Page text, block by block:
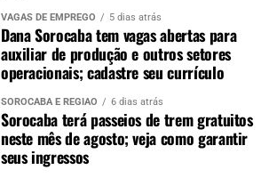
VAGAS DE EMPREGO 5 dias atrás
Dana Sorocaba tem vagas abertas para
auxiliar de produção e outros setores
operacionais; cadastre seu currículo
SOROCABA E REGIÃO 6 dias atrás
Sorocaba terá passeios de trem gratuitos
neste mês de agosto; veja como garantir
seus ingressos